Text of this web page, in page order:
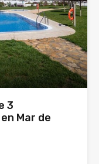
3
Mar de